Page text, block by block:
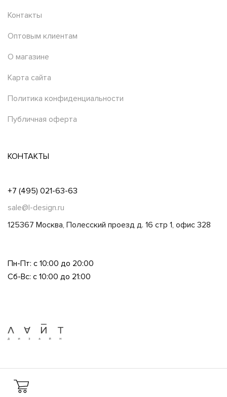
Контакты
Оптовым клиентам
О магазине
Карта сайта
Политика конфиденциальности
Публичная оферта
КОНТАКТЫ
+7 (495) 021-63-63
sale@l-design.ru
125367 Москва, Полесский проезд д. 16 стр 1, офис 328
Пн-Пт: с 10:00 до 20:00
Сб-Вс: с 10:00 до 21:00